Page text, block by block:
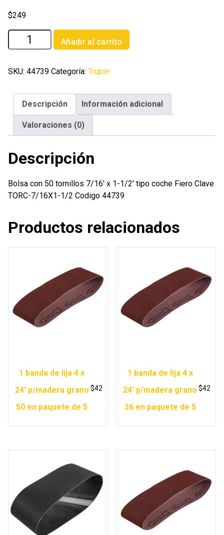
$249
Bolsa
con
tornillos
1/2'
Fiero
cantidad
Añadir al carrito
SKU: 44739 Categoría: Truper
Descripción Información adicional
Valoraciones (0)
Descripción
Bolsa con 50 tornillos 7/16′ x 1-1/2′ tipo coche Fiero Clave
TORC-7/16X1-1/2 Codigo 44739
Productos relacionados
1 banda de lija 4 x
24′ p/madera grano
50 en paquete de 5
$42
1 banda de lija 4 x
24′ p/madera grano
36 en paquete de 5
$42